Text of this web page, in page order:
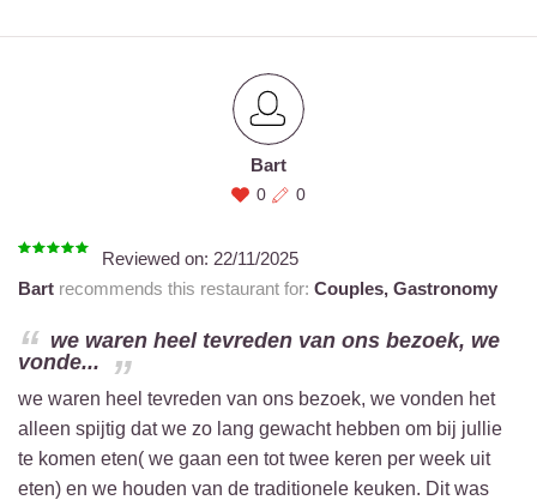
Bart
0 0
Reviewed on: 22/11/2025
Bart recommends this restaurant for: Couples, Gastronomy
we waren heel tevreden van ons bezoek, we
vonde...
we waren heel tevreden van ons bezoek, we vonden het
alleen spijtig dat we zo lang gewacht hebben om bij jullie
te komen eten( we gaan een tot twee keren per week uit
eten) en we houden van de traditionele keuken. Dit was